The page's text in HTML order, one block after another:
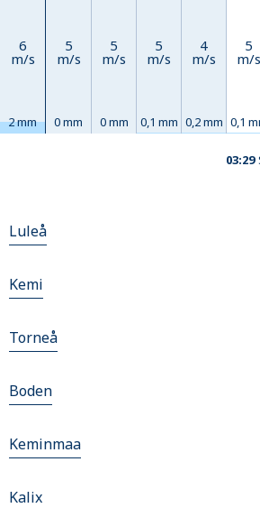
6
m/s
2 mm
5
m/s
0 mm
5
m/s
0 mm
5
m/s
0,1 mm
4
m/s
0,2 mm
5
m/s
0,1
03:29
Luleå
Kemi
Torneå
Boden
Keminmaa
Kalix